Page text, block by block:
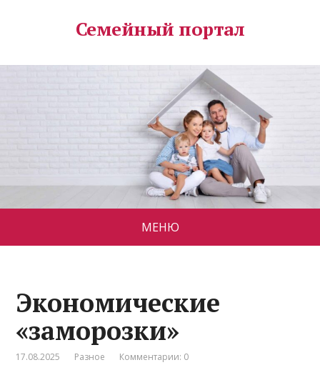
Семейный портал
МЕНЮ
Экономические
«заморозки»
17.08.2025 Разное Комментарии: 0